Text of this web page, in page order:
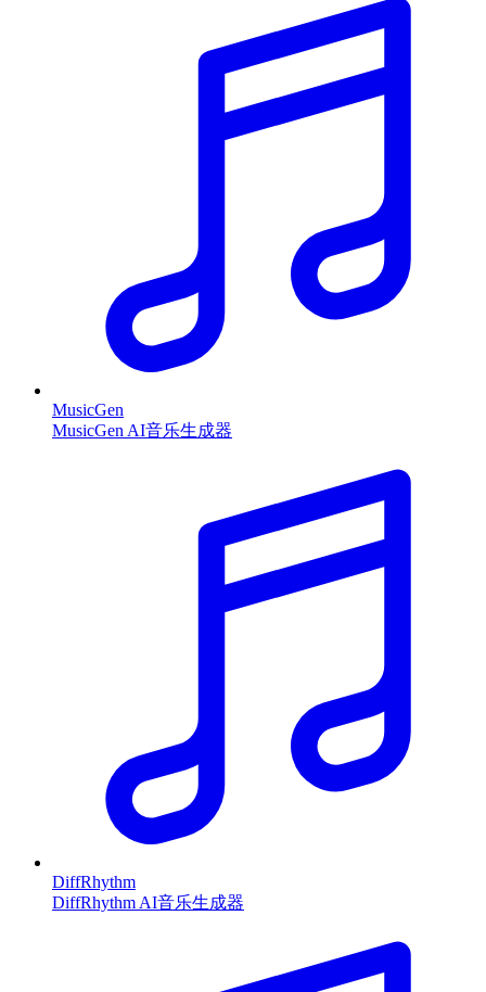
MusicGen
MusicGen AI音乐生成器
DiffRhythm
DiffRhythm AI音乐生成器